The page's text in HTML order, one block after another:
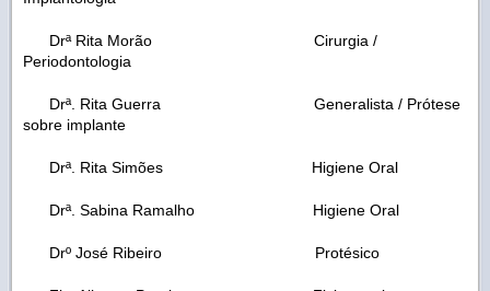
Drª Rita Morão Cirurgia /
Periodontologia
Drª. Rita Guerra Generalista / Prótese
sobre implante
Drª. Rita Simões Higiene Oral
Drª. Sabina Ramalho Higiene Oral
Drº José Ribeiro Protésico